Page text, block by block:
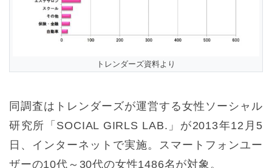
トレンダーズ資料より
同調査はトレンダーズが運営する女性ソーシャル
研究所「SOCIAL GIRLS LAB.」が2013年12月5
日、インターネットで実施。スマートフォンユー
ザーの10代～30代の女性1486名が対象。